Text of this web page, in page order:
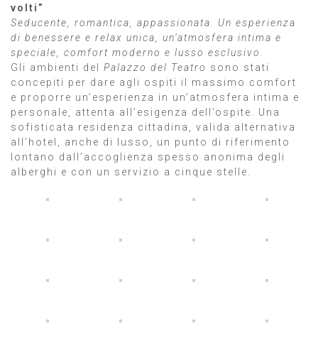
volti”
Seducente, romantica, appassionata. Un esperienza
di benessere e relax unica, un’atmosfera intima e
speciale, comfort moderno e lusso esclusivo.
Gli ambienti del Palazzo del Teatro sono stati
concepiti per dare agli ospiti il massimo comfort
e proporre un’esperienza in un’atmosfera intima e
personale, attenta all’esigenza dell’ospite. Una
sofisticata residenza cittadina, valida alternativa
all’hotel, anche di lusso, un punto di riferimento
lontano dall’accoglienza spesso anonima degli
alberghi e con un servizio a cinque stelle.